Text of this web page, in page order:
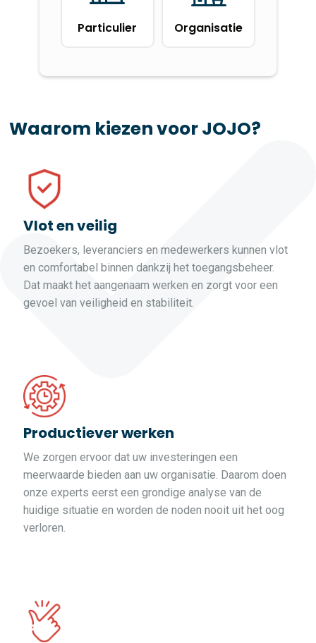
Waarom kiezen voor JOJO?
Vlot en veilig
Bezoekers, leveranciers en medewerkers kunnen vlot
en comfortabel binnen dankzij het toegangsbeheer.
Dat maakt het aangenaam werken en zorgt voor een
gevoel van veiligheid en stabiliteit.
Productiever werken
We zorgen ervoor dat uw investeringen een
meerwaarde bieden aan uw organisatie. Daarom doen
onze experts eerst een grondige analyse van de
huidige situatie en worden de noden nooit uit het oog
verloren.